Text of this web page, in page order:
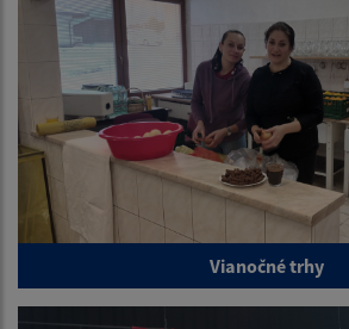
Vianočné trhy